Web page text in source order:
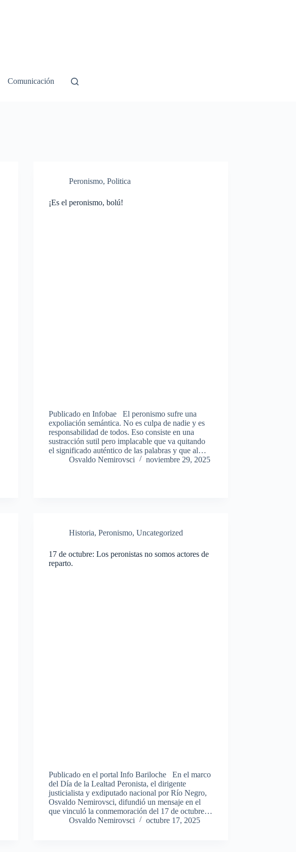
Comunicación
Peronismo,Politica
¡Es el peronismo, bolú!
Publicado en Infobae El peronismo sufre una
expoliación semántica. No es culpa de nadie y es
responsabilidad de todos. Eso consiste en una
sustracción sutil pero implacable que va quitando
el significado auténtico de las palabras y que al…
Osvaldo Nemirovsci
noviembre 29, 2025
Historia,Peronismo,Uncategorized
17 de octubre: Los peronistas no somos actores de
reparto.
Publicado en el portal Info Bariloche En el marco
del Día de la Lealtad Peronista, el dirigente
justicialista y exdiputado nacional por Río Negro,
Osvaldo Nemirovsci, difundió un mensaje en el
que vinculó la conmemoración del 17 de octubre…
Osvaldo Nemirovsci
octubre 17, 2025